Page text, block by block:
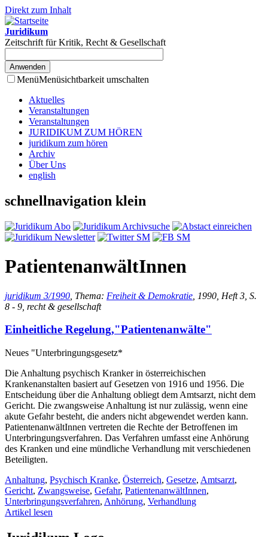
Direkt zum Inhalt
Juridikum
Zeitschrift für Kritik, Recht & Gesellschaft
MenüMenüsichtbarkeit umschalten
Aktuelles
Veranstaltungen
Veranstaltungen
JURIDIKUM ZUM HÖREN
juridikum zum hören
Archiv
Über Uns
english
schnellnavigation klein
PatientenanwältInnen
juridikum 3/1990 , Thema: Freiheit & Demokratie , 1990, Heft 3, S.
8 - 9, recht & gesellschaft
Einheitliche Regelung,"Patientenanwälte"
Neues "Unterbringungsgesetz*
Die Anhaltung psychisch Kranker in österreichischen
Krankenanstalten basiert auf Gesetzen von 1916 und 1956. Die
Entscheidung über die Anhaltung obliegt dem Amtsarzt, nicht dem
Gericht. Die zwangsweise Anhaltung ist nur zulässig, wenn eine
akute Gefahr besteht, die anders nicht abgewendet werden kann.
PatientenanwältInnen vertreten die Rechte der Betroffenen im
Unterbringungsverfahren. Das Verfahren umfasst eine Anhörung
des Kranken und eine mündliche Verhandlung mit verschiedenen
Beteiligten.
Anhaltung, Psychisch Kranke, Österreich, Gesetze, Amtsarzt,
Gericht, Zwangsweise, Gefahr, PatientenanwältInnen,
Unterbringungsverfahren, Anhörung, Verhandlung
Artikel lesen